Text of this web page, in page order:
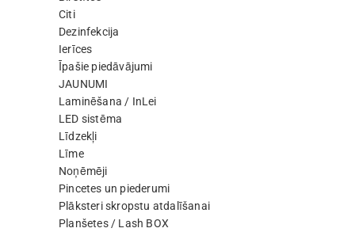
Citi
Dezinfekcija
Ierīces
Īpašie piedāvājumi
JAUNUMI
Laminēšana / InLei
LED sistēma
Līdzekļi
Līme
Noņēmēji
Pincetes un piederumi
Plāksteri skropstu atdalīšanai
Planšetes / Lash BOX